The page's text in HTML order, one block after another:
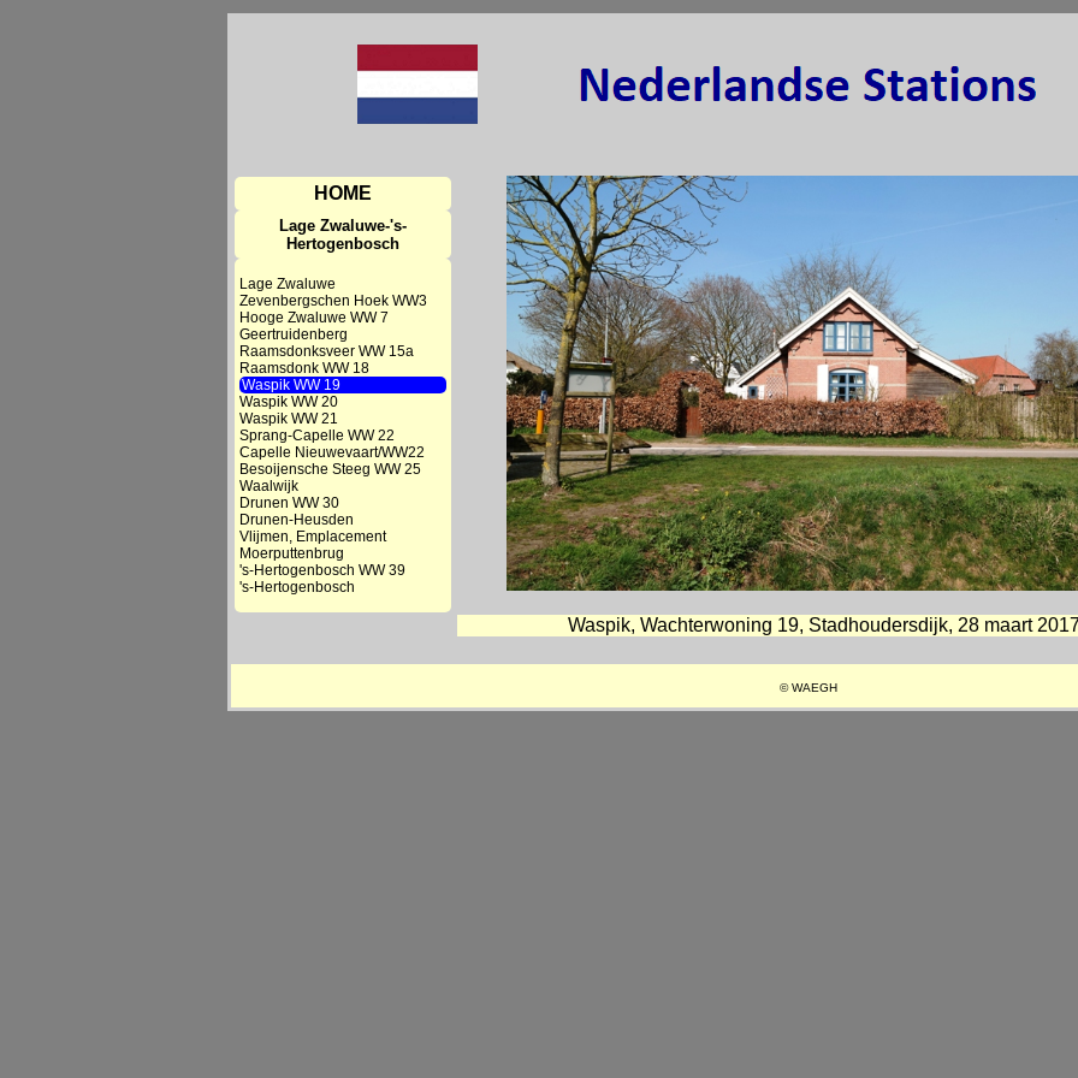
HOME
Lage Zwaluwe-'s-
Hertogenbosch
Lage Zwaluwe
Zevenbergschen Hoek WW3
Hooge Zwaluwe WW 7
Geertruidenberg
Raamsdonksveer WW 15a
Raamsdonk WW 18
Waspik WW 19
Waspik WW 20
Waspik WW 21
Sprang-Capelle WW 22
Capelle Nieuwevaart/WW22
Besoijensche Steeg WW 25
Waalwijk
Drunen WW 30
Drunen-Heusden
Vlijmen, Emplacement
Moerputtenbrug
's-Hertogenbosch WW 39
's-Hertogenbosch
Waspik, Wachterwoning 19, Stadhoudersdijk, 28 maart
© WAEGH